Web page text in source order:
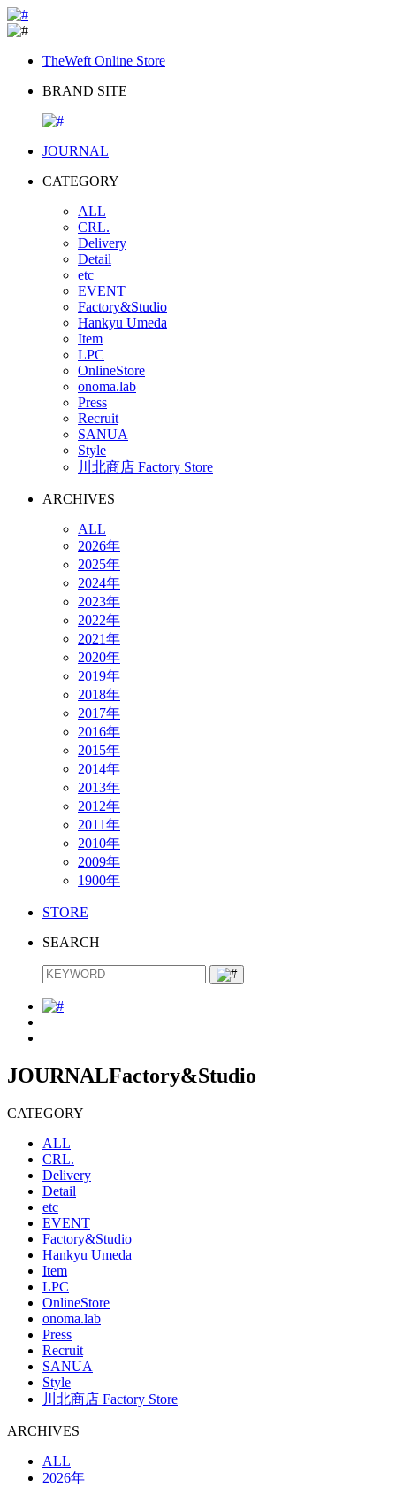
TheWeft Online Store
BRAND SITE
JOURNAL
CATEGORY
ALL
CRL.
Delivery
Detail
etc
EVENT
Factory&Studio
Hankyu Umeda
Item
LPC
OnlineStore
onoma.lab
Press
Recruit
SANUA
Style
川北商店 Factory Store
ARCHIVES
ALL
2026年
2025年
2024年
2023年
2022年
2021年
2020年
2019年
2018年
2017年
2016年
2015年
2014年
2013年
2012年
2011年
2010年
2009年
1900年
STORE
SEARCH
JOURNALFactory&Studio
CATEGORY
ALL
CRL.
Delivery
Detail
etc
EVENT
Factory&Studio
Hankyu Umeda
Item
LPC
OnlineStore
onoma.lab
Press
Recruit
SANUA
Style
川北商店 Factory Store
ARCHIVES
ALL
2026年